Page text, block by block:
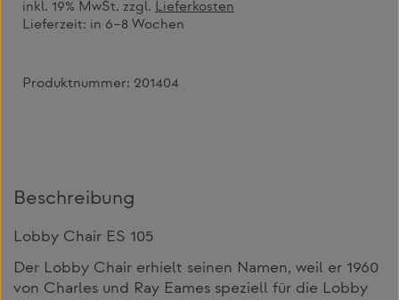
inkl. 19% MwSt. zzgl. Lieferkosten
Lieferzeit: in 6–8 Wochen
Produktnummer: 201404
Beschreibung
Lobby Chair ES 105
Der Lobby Chair erhielt seinen Namen, weil er 1960
von Charles und Ray Eames speziell für die Lobby